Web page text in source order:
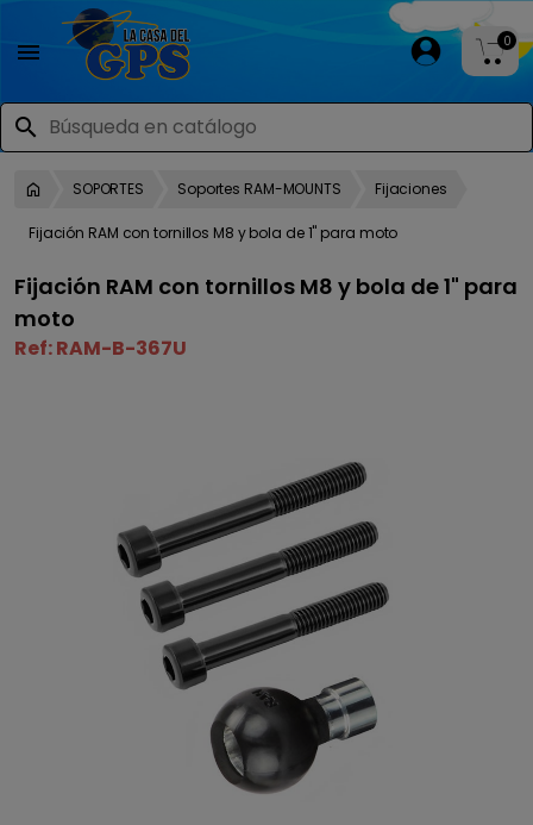

search
0
SOPORTES Soportes RAM-MOUNTS Fijaciones
Fijación RAM con tornillos M8 y bola de 1" para moto
Fijación RAM con tornillos M8 y bola de 1" para
moto
Ref:RAM-B-367U